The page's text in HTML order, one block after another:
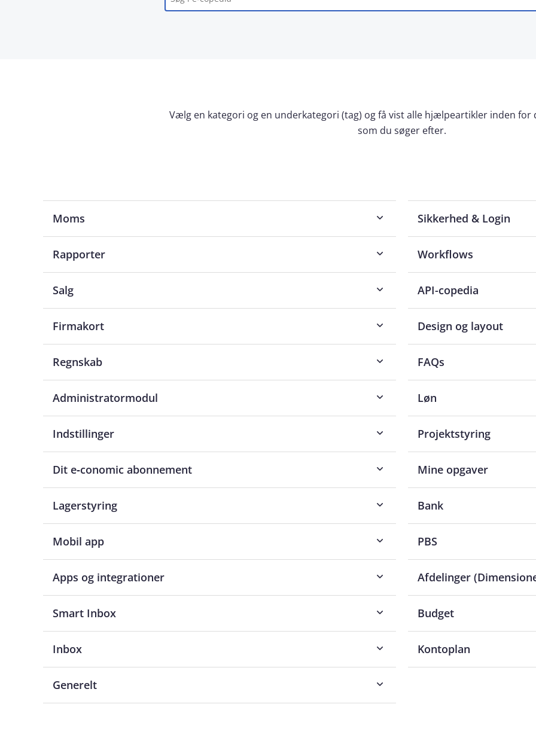
Vælg en kategori og en underkategori (tag) og få vist alle hjælpeartikler inden for
som du søger efter.
Moms
Rapporter
Salg
Firmakort
Regnskab
Administratormodul
Indstillinger
Dit e‑conomic abonnement
Lagerstyring
Mobil app
Apps og integrationer
Smart Inbox
Inbox
Generelt
Sikkerhed & Login
Workflows
API-copedia
Design og layout
FAQs
Løn
Projektstyring
Mine opgaver
Bank
PBS
Afdelinger
Budget
Kontoplan